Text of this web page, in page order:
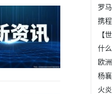
【
什
杨